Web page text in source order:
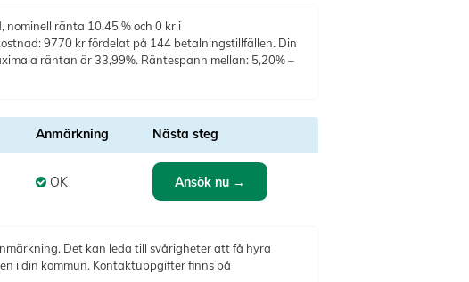
ränta 10.45 % och 0 kr i
9770 kr fördelat på 144 betalningstillfällen. Din
räntan är 33,99%. Räntespann mellan: 5,20% –
Anmärkning Nästa steg
OK Ansök nu →
Det kan leda till svårigheter att få hyra
i din kommun. Kontaktuppgifter finns på